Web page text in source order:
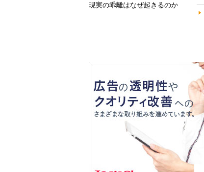
現実の乖離はなぜ起きるのか